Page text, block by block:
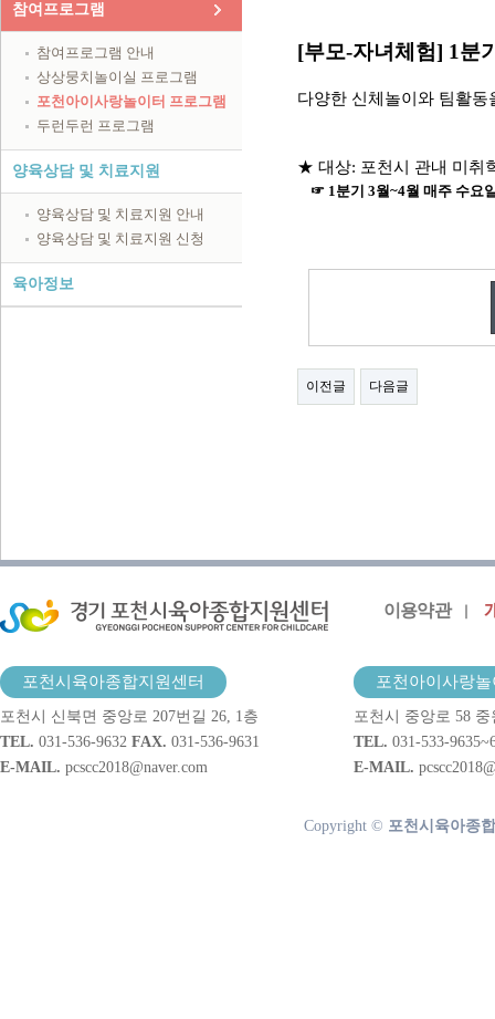
참여프로그램
참여프로그램 안내
상상뭉치놀이실 프로그램
포천아이사랑놀이터 프로그램
두런두런 프로그램
양육상담 및 치료지원
양육상담 및 치료지원 안내
양육상담 및 치료지원 신청
육아정보
[부모-자녀체험] 1분
다양한 신체놀이와 팀활동
★ 대상: 포천시 관내 미취
☞ 1분기 3월~4월 매주 수요
이전글 다음글
이용약관
포천시육아종합지원센터
포천시 신북면 중앙로 207번길 26, 1층
TEL. 031-536-9632 FAX. 031-536-9631
E-MAIL. pcscc2018@naver.com
포천아이사랑
포천시 중앙로 58
TEL. 031-533-
E-MAIL.
Copyright © 포천시육아종